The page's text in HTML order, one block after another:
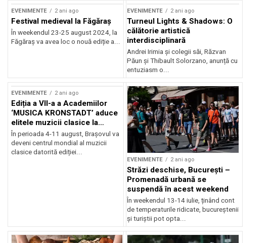
EVENIMENTE 2 ani ago
Festival medieval la Făgăraș
În weekendul 23-25 august 2024, la
Făgăraș va avea loc o nouă ediție a...
EVENIMENTE 2 ani ago
Turneul Lights & Shadows: O
călătorie artistică
interdisciplinară
Andrei Irimia și colegii săi, Răzvan
Păun și Thibault Solorzano, anunță cu
entuziasm o...
EVENIMENTE 2 ani ago
Ediția a VII-a a Academiilor
‘MUSICA KRONSTADT’ aduce
elitele muzicii clasice la
Brașov
În perioada 4-11 august, Brașovul va
deveni centrul mondial al muzicii
clasice datorită ediției...
EVENIMENTE 2 ani ago
Străzi deschise, București –
Promenadă urbană se
suspendă în acest weekend
În weekendul 13-14 iulie, ținând cont
de temperaturile ridicate, bucureștenii
și turiștii pot opta...